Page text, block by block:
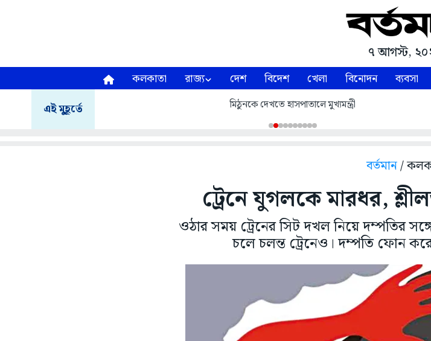
৭ আগস্ট,
কলকাতা রাজ্য দেশ বিদেশ খেলা বিনোদন ব্যবসা
এই মুহূর্তে মিঠুনকে দেখতে হাসপাতালে মুখ্যমন্ত্রী
বর্তমান/
ট্রেনে যুগলকে মারধর,
ওঠার সময় ট্রেনের সিট দখল নিয়ে দম্পতির
চলে চলন্ত ট্রেনেও। দম্পতি ফোন